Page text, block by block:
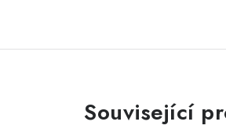
Související